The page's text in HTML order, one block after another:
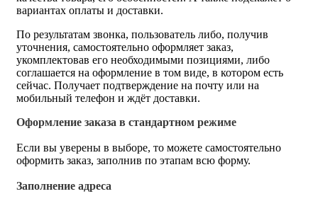
вариантах оплаты и доставки.
По результатам звонка, пользователь либо, получив
уточнения, самостоятельно оформляет заказ,
укомплектовав его необходимыми позициями, либо
соглашается на оформление в том виде, в котором есть
сейчас. Получает подтверждение на почту или на
мобильный телефон и ждёт доставки.
Оформление заказа в стандартном режиме
Если вы уверены в выборе, то можете самостоятельно
оформить заказ, заполнив по этапам всю форму.
Заполнение адреса